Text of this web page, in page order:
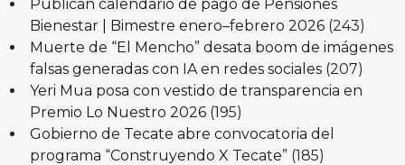
Publican calendario de pago de Pensiones
Bienestar | Bimestre enero–febrero 2026 (243)
Muerte de “El Mencho” desata boom de imágenes
falsas generadas con IA en redes sociales (207)
Yeri Mua posa con vestido de transparencia en
Premio Lo Nuestro 2026 (195)
Gobierno de Tecate abre convocatoria del
programa “Construyendo X Tecate” (185)